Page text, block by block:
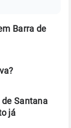
Barra de
Santana
já